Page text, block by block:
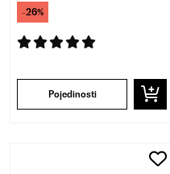
-26%
Pojedinosti